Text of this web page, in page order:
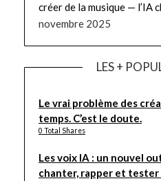
créer de la musique — l’IA
novembre 2025
LES +
Le vrai problème des
temps. C’est le doute.
0 Total Shares
Les voix IA : un nouvel
chanter, rapper et